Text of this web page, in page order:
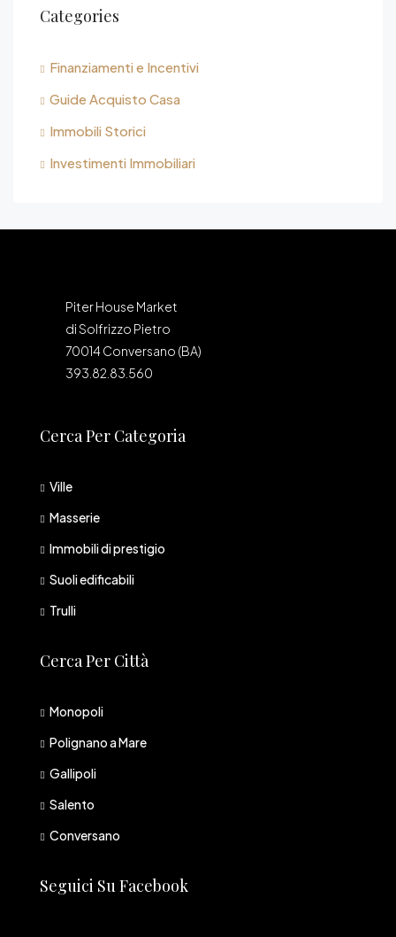
Categories
Finanziamenti e Incentivi
Guide Acquisto Casa
Immobili Storici
Investimenti Immobiliari
Piter House Market
di Solfrizzo Pietro
70014 Conversano (BA)
393.82.83.560
Cerca Per Categoria
Ville
Masserie
Immobili di prestigio
Suoli edificabili
Trulli
Cerca Per Città
Monopoli
Polignano a Mare
Gallipoli
Salento
Conversano
Seguici Su Facebook